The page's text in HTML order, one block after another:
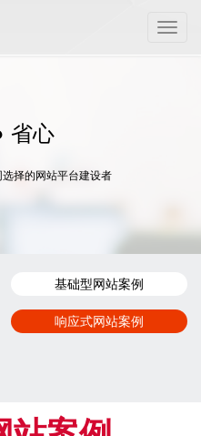
Toggle
省心
择的网站平台建设者
基础型网站案例
响应式网站案例